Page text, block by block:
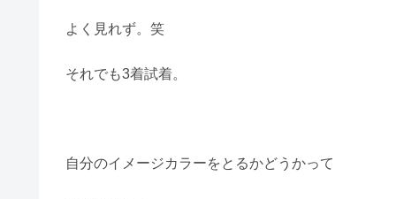
よく見れず。笑
それでも3着試着。
自分のイメージカラーをとるかどうかって